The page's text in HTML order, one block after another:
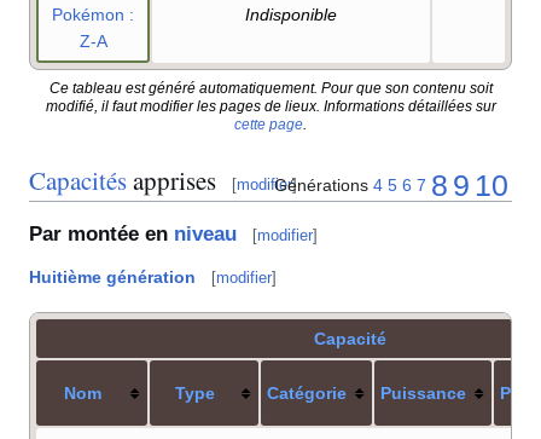
Pokémon :
Z-A
Indisponible
Ce tableau est généré automatiquement. Pour que son contenu soit
modifié, il faut modifier les pages de lieux. Informations détaillées sur
cette page
Capacitésapprises [modifier]
Générations 4 5 6 7 8 9 10
Par montée en niveau [modifier]
Huitième génération [modifier]
Capacité
Nom Type Catégorie Puissance